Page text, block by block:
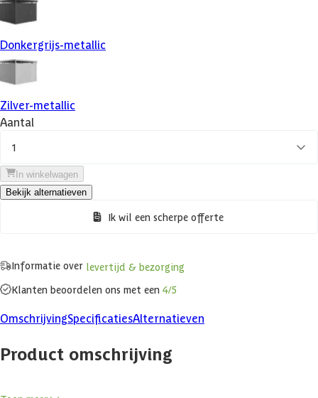
Donkergrijs-metallic
Zilver-metallic
Aantal
1
In winkelwagen
Bekijk alternatieven
Ik wil een scherpe offerte
Informatie over levertijd & bezorging
Klanten beoordelen ons met een 4/5
OmschrijvingSpecificatiesAlternatieven
Product omschrijving